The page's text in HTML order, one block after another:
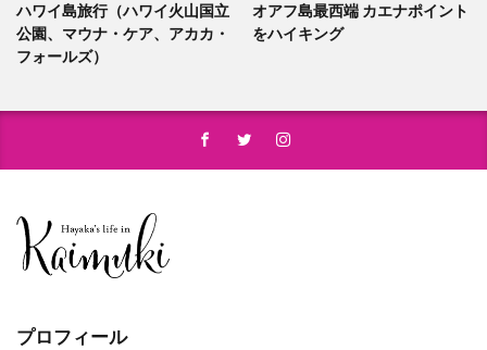
ハワイ島旅行（ハワイ火山国立
公園、マウナ・ケア、アカカ・
フォールズ）
オアフ島最西端 カエナポイント
をハイキング
プロフィール